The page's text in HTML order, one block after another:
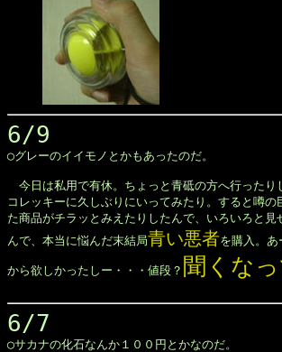
6/9
◯グレーのイイモノとかもあったのだ。
今日は私用で有休。ちょっと青砥の方へ行ったり
コレッキーに久しぶりにいってみたり。すると噂の
た商品がチラッとみえたりしたんで、いろいろと見
んで、本当に悩んだ末結局青い悪者を購入。
から欲しかったしー・・・値段？ 聞くなっ
6/7
◯サカナの化石なんか１００円とかなのだ。